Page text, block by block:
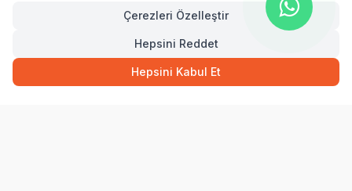
561,25TL Hızlı Teslimat
SEPETE EKLE
Sıkça Sorulan Sorular
Ovacık Mah. Hacıoğlu Sok. No:13 Başiskele / KOCAELİ
Müşteri Destek Hattı
Çerezleri Özelleştir
Hepsini Reddet
Hepsini Kabul Et